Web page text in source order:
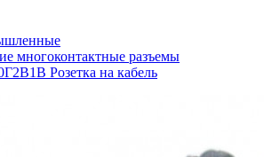
многоконтактные разъемы
Розетка на кабель